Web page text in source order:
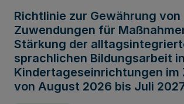
Richtlinie zur Gewährung von
Zuwendungen für
Stärkung der
sprachlichen Bildungsarbeit in
Kindertageseinrichtungen im
von August 2026 bis Juli